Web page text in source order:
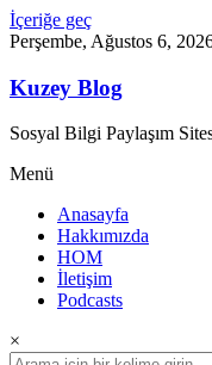
İçeriğe geç
Perşembe, Ağustos 6,
Kuzey Blog
Sosyal Bilgi Paylaşım
Menü
Anasayfa
Hakkımızda
HOM
İletişim
Podcasts
×